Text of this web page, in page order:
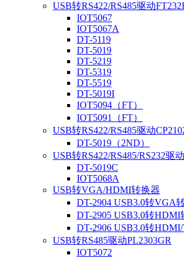
USB转RS422/RS485驱动
IOT5067
IOT5067A
DT-5119
DT-5019
DT-5219
DT-5319
DT-5519
DT-5019I
IOT5094（FT）
IOT5091（FT）
USB转RS422/RS485驱动
DT-5019（2ND）
USB转RS422/RS485/RS232驱
DT-5019C
IOT5068A
USB转VGA/HDMI转换器
DT-2904 USB3.0转VGA
DT-2905 USB3.0转HDMI
DT-2906 USB3.0转
USB转RS485驱动PL2303GR
IOT5072